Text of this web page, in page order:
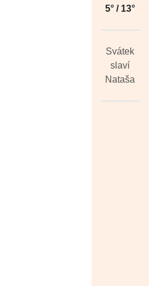
5° / 13°
Svátek
slaví
Nataša